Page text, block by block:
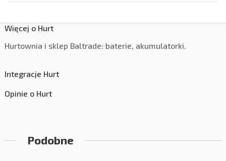
Więcej o Hurt
Hurtownia i sklep Baltrade: baterie, akumulatorki.
Integracje Hurt
Opinie o Hurt
Podobne